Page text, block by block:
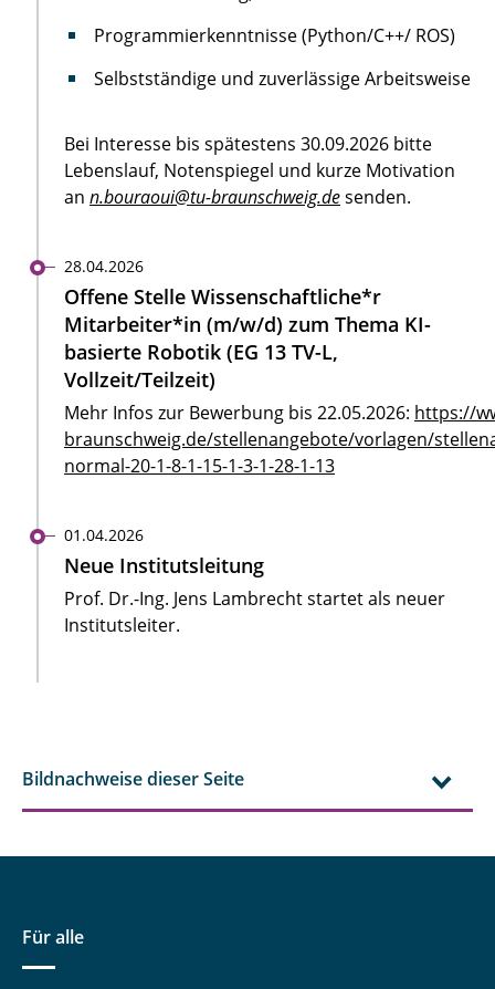
Programmierkenntnisse (Python/C++/ ROS)
Selbstständige und zuverlässige Arbeitsweise
Bei Interesse bis spätestens 30.09.2026 bitte
Lebenslauf, Notenspiegel und kurze Motivation
an n.bouraoui@tu-braunschweig.desenden.
28.04.2026
Offene Stelle Wissenschaftliche*r
Mitarbeiter*in (m/w/d) zum Thema KI-
basierte Robotik (EG 13 TV-L,
Vollzeit/Teilzeit)
Mehr Infos zur Bewerbung bis 22.05.2026: https://
braunschweig.de/stellenangebote/vorlagen/
normal-20-1-8-1-15-1-3-1-28-1-13
01.04.2026
Neue Institutsleitung
Prof. Dr.-Ing. Jens Lambrecht startet als neuer
Institutsleiter.
Bildnachweise dieser Seite
Für alle